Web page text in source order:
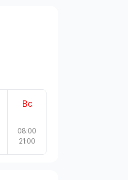
Вс
08:00
21:00